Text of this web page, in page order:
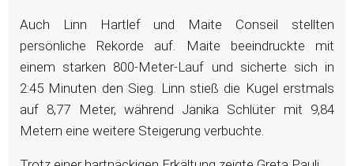
Auch Linn Hartlef und Maite Conseil stellten
persönliche Rekorde auf. Maite beeindruckte mit
einem starken 800-Meter-Lauf und sicherte sich in
2:45 Minuten den Sieg. Linn stieß die Kugel erstmals
auf 8,77 Meter, während Janika Schlüter mit 9,84
Metern eine weitere Steigerung verbuchte.